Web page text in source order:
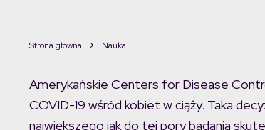
Strona główna Nauka
Amerykańskie Centers for Disease
COVID-19 wśród kobiet w ciąży. Taka
największego jak do tej pory badania